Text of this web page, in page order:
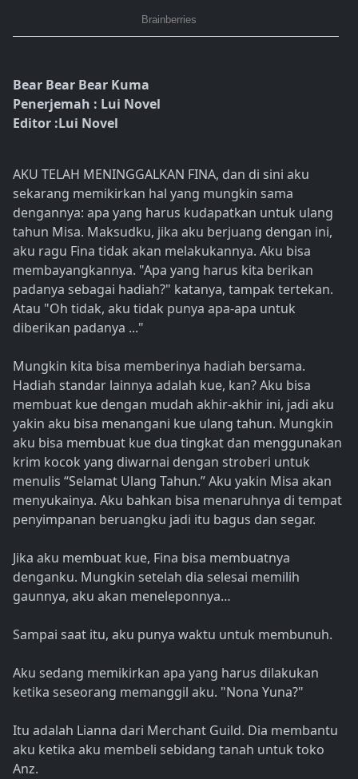
Bear Bear Bear Kuma
Penerjemah : Lui Novel
Editor :Lui Novel
AKU TELAH MENINGGALKAN FINA, dan di sini aku
sekarang memikirkan hal yang mungkin sama
dengannya: apa yang harus kudapatkan untuk ulang
tahun Misa. Maksudku, jika aku berjuang dengan ini,
aku ragu Fina tidak akan melakukannya. Aku bisa
membayangkannya. "Apa yang harus kita berikan
padanya sebagai hadiah?" katanya, tampak tertekan.
Atau "Oh tidak, aku tidak punya apa-apa untuk
diberikan padanya ..."
Mungkin kita bisa memberinya hadiah bersama.
Hadiah standar lainnya adalah kue, kan? Aku bisa
membuat kue dengan mudah akhir-akhir ini, jadi aku
yakin aku bisa menangani kue ulang tahun. Mungkin
aku bisa membuat kue dua tingkat dan menggunakan
krim kocok yang diwarnai dengan stroberi untuk
menulis “Selamat Ulang Tahun.” Aku yakin Misa akan
menyukainya. Aku bahkan bisa menaruhnya di tempat
penyimpanan beruangku jadi itu bagus dan segar.
Jika aku membuat kue, Fina bisa membuatnya
denganku. Mungkin setelah dia selesai memilih
gaunnya, aku akan meneleponnya…
Sampai saat itu, aku punya waktu untuk membunuh.
Aku sedang memikirkan apa yang harus dilakukan
ketika seseorang memanggil aku. "Nona Yuna?"
Itu adalah Lianna dari Merchant Guild. Dia membantu
aku ketika aku membeli sebidang tanah untuk toko
Anz.